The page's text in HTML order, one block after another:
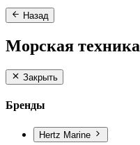
Назад
Морская техника
Закрыть
Бренды
Hertz Marine